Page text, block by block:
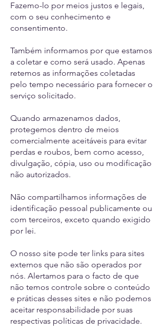
Fazemo-lo por meios justos e legais,
com o seu conhecimento e
consentimento.
Também informamos por que estamos
a coletar e como será usado. Apenas
retemos as informações coletadas
pelo tempo necessário para fornecer o
serviço solicitado.
Quando armazenamos dados,
protegemos dentro de meios
comercialmente aceitáveis ​​para evitar
perdas e roubos, bem como acesso,
divulgação, cópia, uso ou modificação
não autorizados.
Não compartilhamos informações de
identificação pessoal publicamente ou
com terceiros, exceto quando exigido
por lei.
O nosso site pode ter links para sites
externos que não são operados por
nós. Alertamos para o facto de que
não temos controle sobre o conteúdo
e práticas desses sites e não podemos
aceitar responsabilidade por suas
respectivas políticas de privacidade.